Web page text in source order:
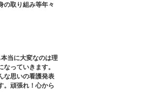
の取り組み等年々
当に大変なのは理
っていきます。
な思いの看護発表
。頑張れ！心から